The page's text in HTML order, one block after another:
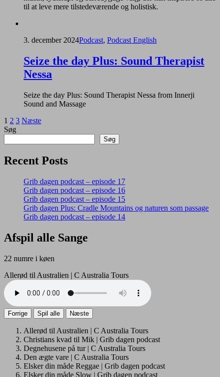
til at leve mere tilstedeværende og holistisk.
3. december 2024Podcast, Podcast English
Seize the day Plus: Sound Therapist
Nessa
Seize the day Plus: Sound Therapist Nessa from Innerji
Sound and Massage
Indlægsinddeling
1 2 3 Næste
Søg
Søg
Recent Posts
Grib dagen podcast – episode 17
Grib dagen podcast – episode 16
Grib dagen podcast – episode 15
Grib dagen Plus: Cradle Mountains og naturen som passage
Grib dagen podcast – episode 14
Afspil alle Sange
22 numre i køen
Allerød til Australien | C Australia Tours
Forrige Spil alle Næste
Allerød til Australien | C Australia Tours
Christians kvad til Mik | Grib dagen podcast
Degnehusene på tur | C Australia Tours
Den ægte vare | C Australia Tours
Elsker din måde Reggae | Grib dagen podcast
Elsker din måde Slow | Grib dagen podcast